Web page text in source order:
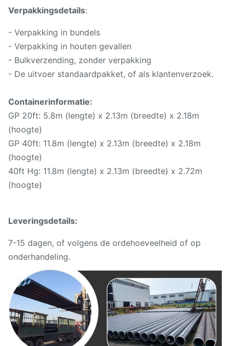
Verpakkingsdetails:
- Verpakking in bundels
- Verpakking in houten gevallen
- Bulkverzending, zonder verpakking
- De uitvoer standaardpakket, of als klantenverzoek.
Containerinformatie:
GP 20ft: 5.8m (lengte) x 2.13m (breedte) x 2.18m
(hoogte)
GP 40ft: 11.8m (lengte) x 2.13m (breedte) x 2.18m
(hoogte)
40ft Hg: 11.8m (lengte) x 2.13m (breedte) x 2.72m
(hoogte)
Leveringsdetails:
7-15 dagen, of volgens de ordehoeveelheid of op
onderhandeling.